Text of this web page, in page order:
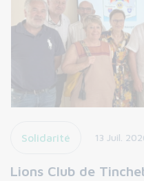
Solidarité 13 Juil.
Lions Club de